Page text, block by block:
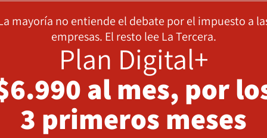
mayoría no entiende el debate por el impuesto a
empresas. El resto lee La Tercera.
Plan Digital+
al mes, por
3 primeros meses